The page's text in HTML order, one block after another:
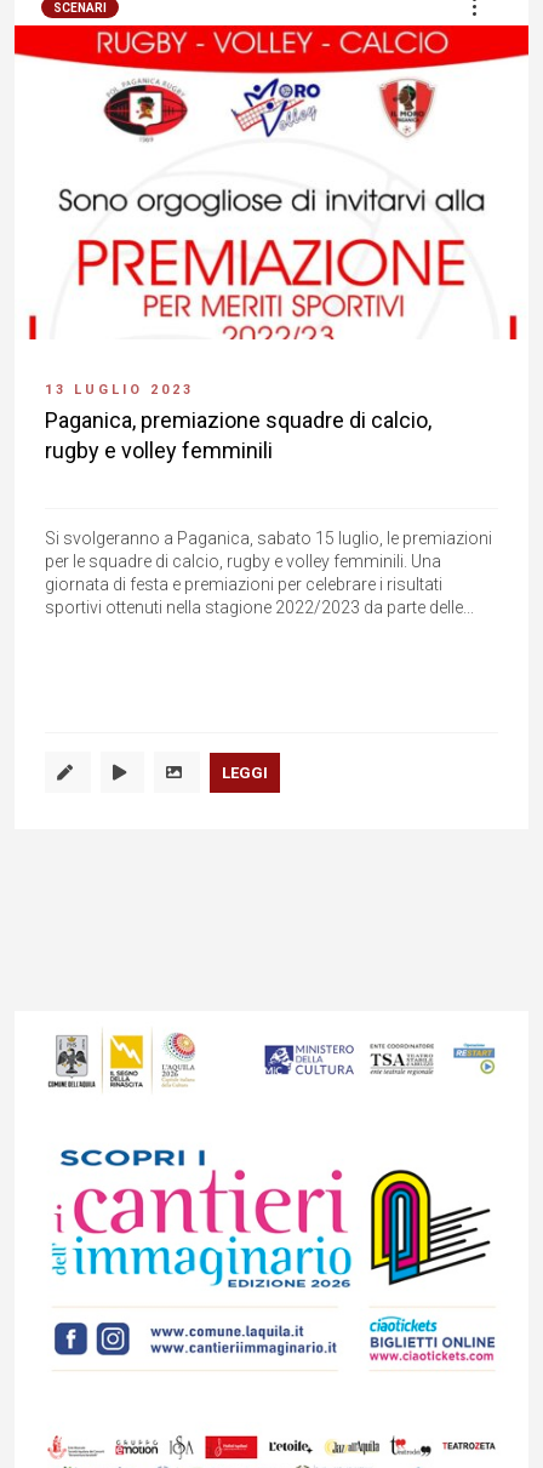
SCENARI
13 LUGLIO 2023
Paganica, premiazione squadre di calcio,
rugby e volley femminili
Si svolgeranno a Paganica, sabato 15 luglio, le premiazioni
per le squadre di calcio, rugby e volley femminili. Una
giornata di festa e premiazioni per celebrare i risultati
sportivi ottenuti nella stagione 2022/2023 da parte delle...
LEGGI